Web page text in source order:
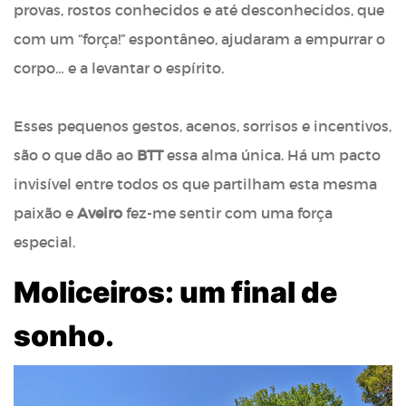
provas, rostos conhecidos e até desconhecidos, que
com um “força!” espontâneo, ajudaram a empurrar o
corpo… e a levantar o espírito.
Esses pequenos gestos, acenos, sorrisos e incentivos,
são o que dão ao BTTessa alma única. Há um pacto
invisível entre todos os que partilham esta mesma
paixão e Aveiro fez-me sentir com uma força
especial.
Moliceiros: um final de
sonho.